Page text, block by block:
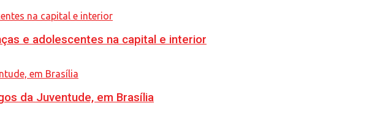
e adolescentes na capital e interior
da Juventude, em Brasília